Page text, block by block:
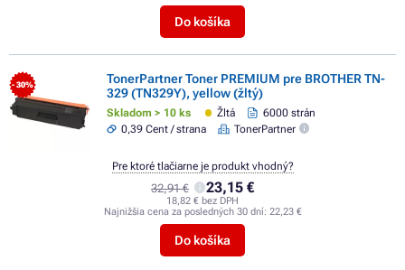
Do košíka
- 30%
TonerPartner Toner PREMIUM pre BROTHER TN-
329 (TN329Y), yellow (žltý)
Skladom > 10 ks Žltá
6000 strán
0,39 Cent / strana
TonerPartner
32,91 € 23,15 €
18,82 € bez DPH
Najnižšia cena za posledných 30 dní: 22,23 €
Do košíka
Pre ktoré tlačiarne je produkt vhodný?